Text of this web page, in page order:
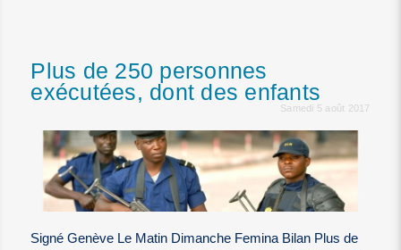
Plus de 250 personnes
exécutées, dont des enfants
Samedi 5 août 2017
Signé Genève Le Matin Dimanche Femina Bilan Plus de